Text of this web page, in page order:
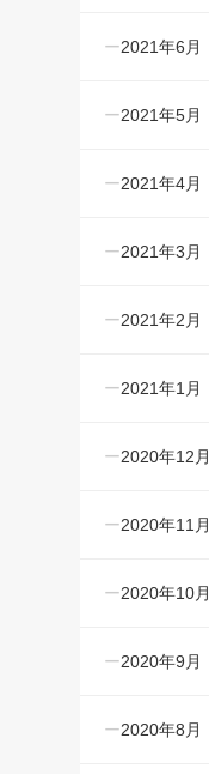
2021年6月
2021年5月
2021年4月
2021年3月
2021年2月
2021年1月
2020年12月
2020年11月
2020年10月
2020年9月
2020年8月